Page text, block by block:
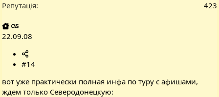
Репутація 423
22.09.08
#14
вот уже практически полная инфа по туру с афишами,
ждем только Северодонецкую: